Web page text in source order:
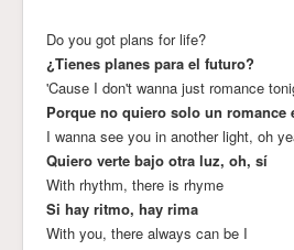
Do you got plans for life?
¿Tienes planes para el futuro?
'Cause I don't wanna just romance
Porque no quiero solo un romance
I wanna see you in another light, oh
Quiero verte bajo otra luz, oh, sí
With rhythm, there is rhyme
Si hay ritmo, hay rima
With you, there always can be I